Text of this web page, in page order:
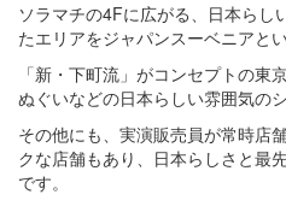
ソラマチの4Fに広がる、日本らし
たエリアをジャパンスーベニアとい
「新・下町流」がコンセプトの東
ぬぐいなどの日本らしい雰囲気の
その他にも、実演販売員が常時店
クな店舗もあり、日本らしさと最
です。